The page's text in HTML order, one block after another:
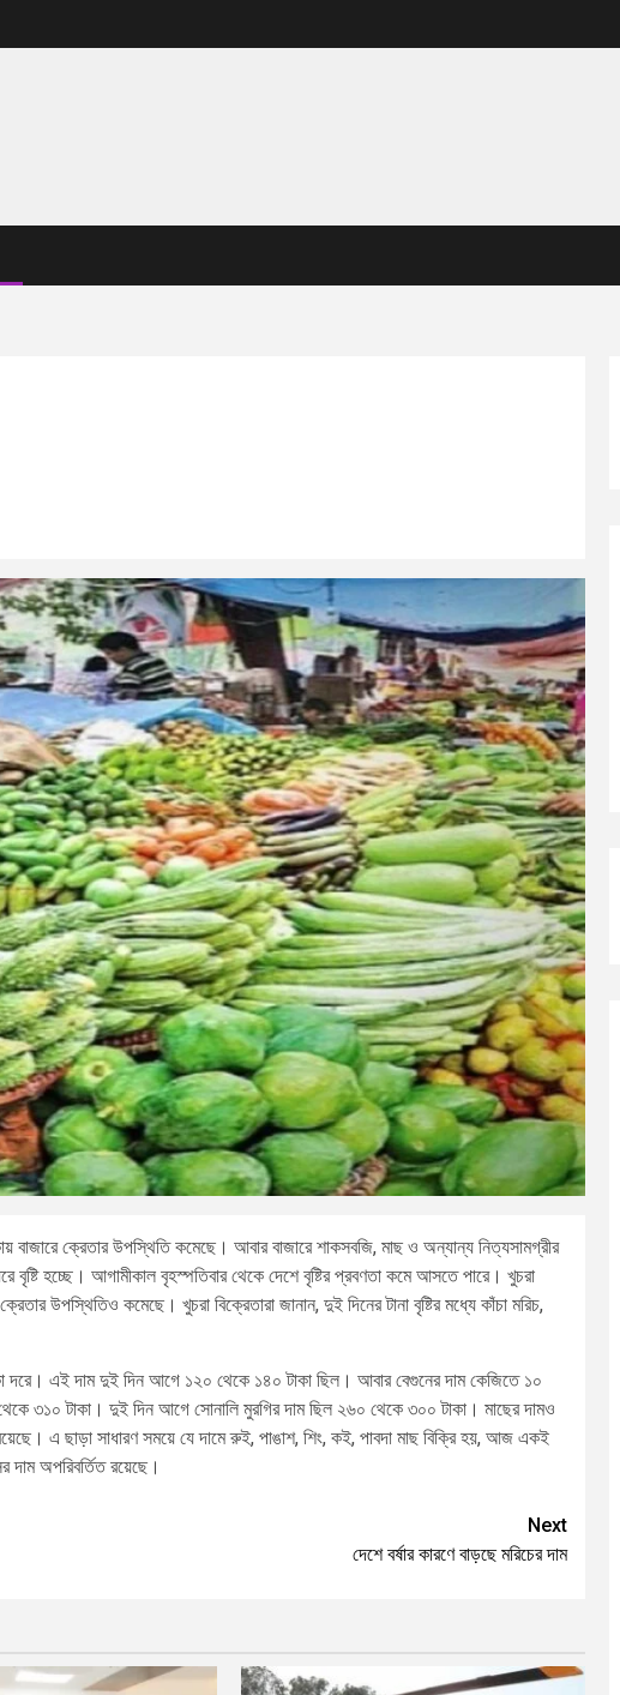
বাজারে ক্রেতার উপস্থিতি কমেছে। আবার বাজারে শাকসবজি, মাছ ও অন্যান্য নিত্যসামগ্রীর
বৃষ্টি হচ্ছে। আগামীকাল বৃহস্পতিবার থেকে দেশে বৃষ্টির প্রবণতা কমে আসতে পারে। খুচরা
উপস্থিতিও কমেছে। খুচরা বিক্রেতারা জানান, দুই দিনের টানা বৃষ্টির মধ্যে কাঁচা মরিচ,
দরে। এই দাম দুই দিন আগে ১২০ থেকে ১৪০ টাকা ছিল। আবার বেগুনের দাম কেজিতে ১০
৩১০ টাকা। দুই দিন আগে সোনালি মুরগির দাম ছিল ২৬০ থেকে ৩০০ টাকা। মাছের দামও
রয়েছে। এ ছাড়া সাধারণ সময়ে যে দামে রুই, পাঙাশ, শিং, কই, পাবদা মাছ বিক্রি হয়, আজ একই
দাম অপরিবর্তিত রয়েছে।
Next
দেশে বর্ষার কারণে বাড়ছে মরিচের দাম